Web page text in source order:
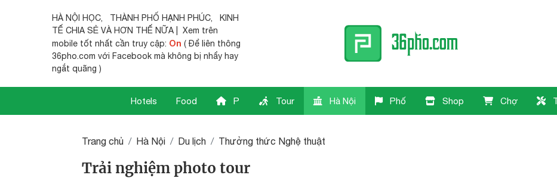
HÀ NỘI HỌC, THÀNH PHỐ HẠNH PHÚC,
KINH
TẾ CHIA SẺ VÀ HƠN THẾ NỮA | Xem trên
mobile tốt nhất cần truy cập: On ( Để liên thông
36pho.com với Facebook mà không bị nhẩy hay
ngắt quãng )
Hotels Food P Tour Hà Nội Phố Shop Chợ
Trang chủ Hà Nội Du lịch Thưởng thức Nghệ thuật
Trải nghiệm photo tour